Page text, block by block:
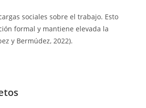
sociales sobre el trabajo. Esto
formal y mantiene elevada la
y Bermúdez, 2022).